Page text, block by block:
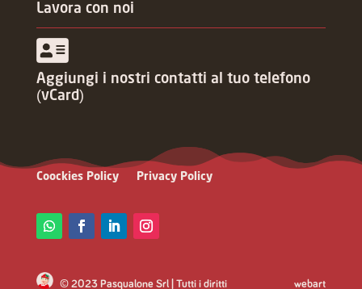
Lavora con noi
Aggiungi i nostri contatti al tuo telefono
(vCard)
Coockies Policy Privacy Policy
© 2023 Pasqualone Srl | Tutti i diritti webart